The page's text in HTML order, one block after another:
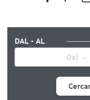
DAL - AL